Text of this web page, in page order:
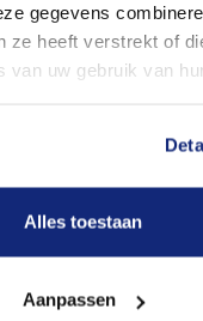
gegevens
ze heeft verstrekt of
van uw gebruik van
Alles toestaan
Aanpassen
bij u in de regio.
behulpzame hand.
met de
van een